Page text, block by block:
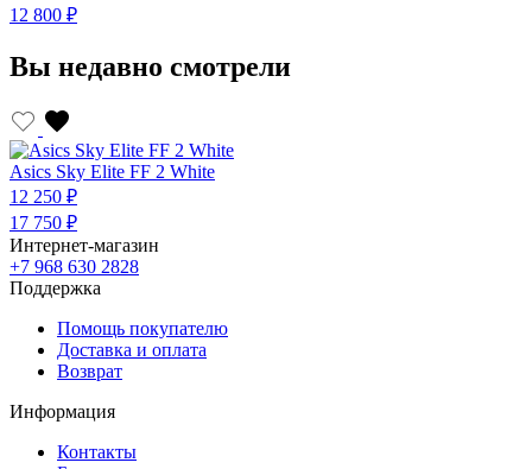
12 800 ₽
Вы недавно смотрели
Asics Sky Elite FF 2 White
12 250 ₽
17 750 ₽
Интернет-магазин
+7 968 630 2828
Поддержка
Помощь покупателю
Доставка и оплата
Возврат
Информация
Контакты